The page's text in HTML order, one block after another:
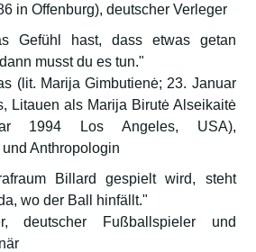
in Offenburg), deutscher Verleger
Gefühl hast, dass etwas getan
musst du es tun."
(lit. Marija Gimbutienė; 23. Januar
Litauen als Marija Birutė Alseikaitė
1994 Los Angeles, USA),
Anthropologin
Billard gespielt wird, steht
wo der Ball hinfällt."
deutscher Fußballspieler und